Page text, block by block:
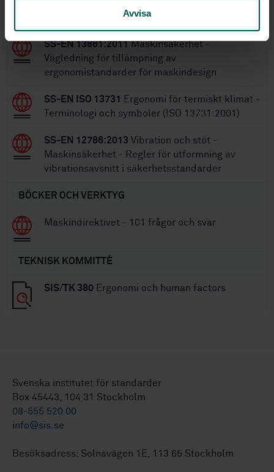
Avvisa
SS-EN 13861:2011Maskinsäkerhet -
Vägledning för tillämpning av
ergonomistandarder för maskindesign
SS-EN ISO 13731
Ergonomi för termiskt klimat -
Terminologi och symboler (ISO 13731:2001)
SS-EN 12786:2013 Vibration och stöt -
Maskinsäkerhet - Regler för utformning av
vibrationsavsnitt i säkerhetsstandarder
BÖCKER OCH VERKTYG
Maskindirektivet - 101 frågor och svar
TEKNISK KOMMITTÉ
SIS/TK 380 Ergonomi och human factors
Svenska institutet för standarder
Box 45443, 104 31 Stockholm
08-555 520 00
info@sis.se
Besöksadress: Solnavägen 1E, 113 65 Stockholm